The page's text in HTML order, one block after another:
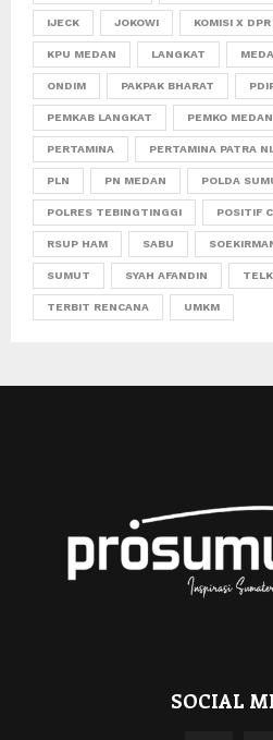
IJECK JOKOWI KOMISI X DPR
KPU MEDAN LANGKAT
ONDIM PAKPAK BHARAT
PEMKAB LANGKAT PEMKO MEDAN
PERTAMINA PERTAMINA PATRA
PLN PN MEDAN POLDA
POLRES TEBINGTINGGI POSITIF
RSUP HAM SABU
SUMUT SYAH AFANDIN
TERBIT RENCANA UMKM
SOCIAL